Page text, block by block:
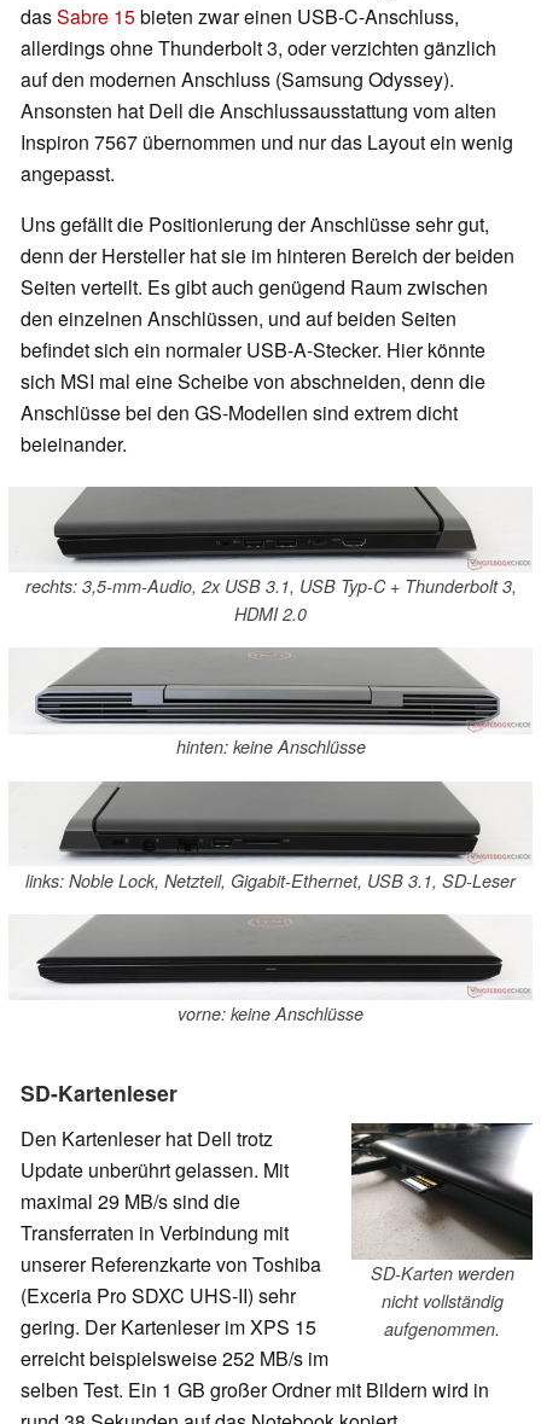
dasSabre 15bieten zwar einen USB-C-Anschluss,
allerdings ohne Thunderbolt 3, oder verzichten gänzlich
auf den modernen Anschluss (Samsung Odyssey).
Ansonsten hat Dell die Anschlussausstattung vom alten
Inspiron 7567 übernommen und nur das Layout ein wenig
angepasst.
Uns gefällt die Positionierung der Anschlüsse sehr gut,
denn der Hersteller hat sie im hinteren Bereich der beiden
Seiten verteilt. Es gibt auch genügend Raum zwischen
den einzelnen Anschlüssen, und auf beiden Seiten
befindet sich ein normaler USB-A-Stecker. Hier könnte
sich MSI mal eine Scheibe von abschneiden, denn die
Anschlüsse bei den GS-Modellen sind extrem dicht
beieinander.
rechts: 3,5-mm-Audio, 2x USB 3.1, USB Typ-C + Thunderbolt 3,
HDMI 2.0
hinten: keine Anschlüsse
links: Noble Lock, Netzteil, Gigabit-Ethernet, USB 3.1, SD-Leser
vorne: keine Anschlüsse
SD-Kartenleser
SD-Karten werden
nicht vollständig
aufgenommen.
Den Kartenleser hat Dell trotz
Update unberührt gelassen. Mit
maximal 29 MB/s sind die
Transferraten in Verbindung mit
unserer Referenzkarte von Toshiba
(Exceria Pro SDXC UHS-II) sehr
gering. Der Kartenleser im XPS 15
erreicht beispielsweise 252 MB/s im
selben Test. Ein 1 GB großer Ordner mit Bildern wird in